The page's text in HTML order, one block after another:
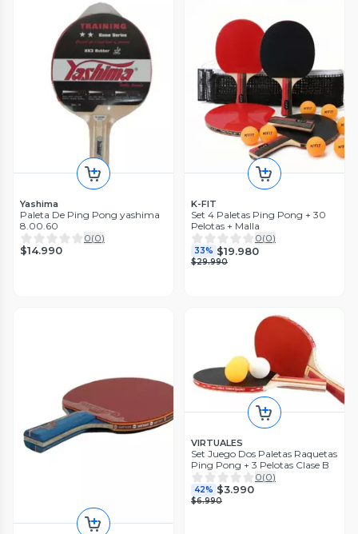
Yashima
Paleta De Ping Pong yashima
8.00.60
0(0)
$14.990
K-FIT
Set 4 Paletas Ping Pong + 30
Pelotas + Malla
0(0)
33% $19.980
$29.990
VIRTUALES
Set Juego Dos Paletas Raquetas
Ping Pong + 3 Pelotas Clase B
0(0)
42% $3.990
$6.990